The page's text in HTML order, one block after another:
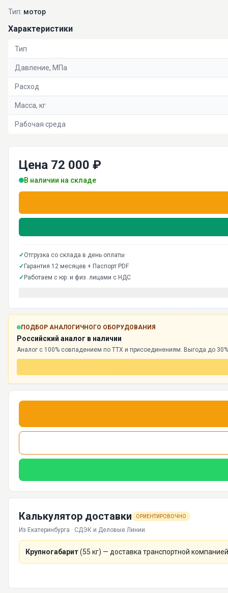
Тип: мотор
Характеристики
Тип
Давление, МПа
Расход
Масса, кг
Рабочая среда
Цена 72 000 ₽
В наличии на складе
✓Отгрузка со склада в день оплаты
✓ Гарантия 12 месяцев + Паспорт PDF
✓ Работаем с юр. и физ. лицами с НДС
ПОДБОР АНАЛОГИЧНОГО ОБОРУДОВАНИЯ
Российский аналог в наличии
Аналог с 100% совпадением по ТТХ и присоединениям. Выгода до
Калькулятор доставки ОРИЕНТИРОВОЧНО
Из Екатеринбурга · СДЭК и Деловые Линии.
Крупногабарит(55 кг) — доставка транспортной